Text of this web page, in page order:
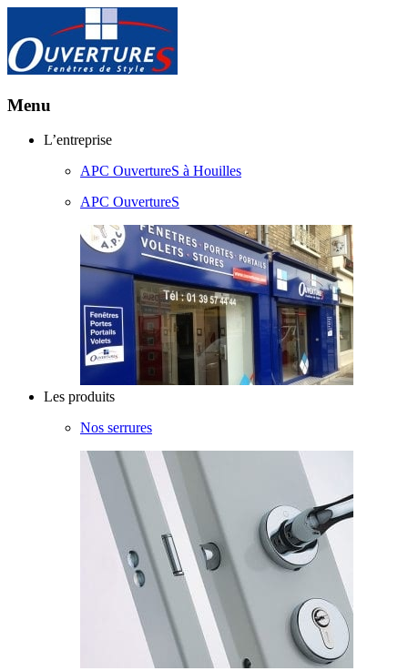
Menu
Aller
L’entreprise
APC OuvertureS à Houilles
APC OuvertureS
Les produits
Nos serrures